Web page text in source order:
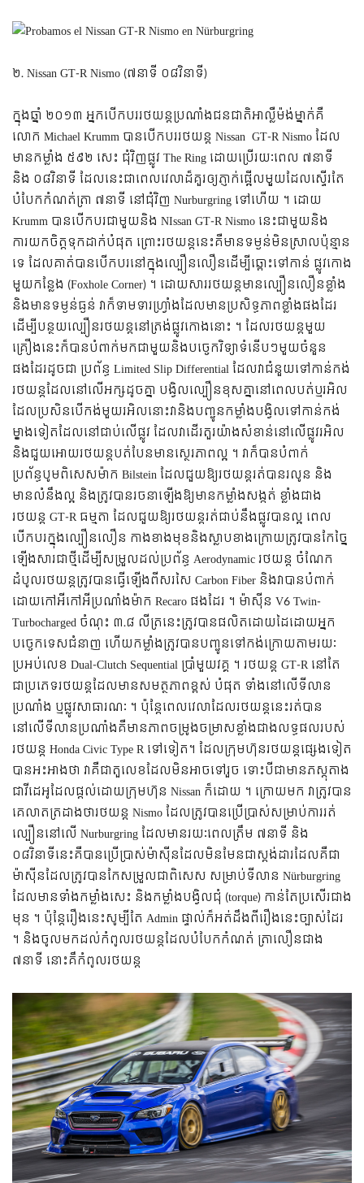
២. Nissan GT-R Nismo (៧នាទី ០៨វិនាទី)
ក្នុងឆ្នាំ ២០១៣ អ្នកបើកបររថយន្តប្រណាំងជនជាតិអាល្លឺម៉ង់ម្នាក់គឺ
លោក Michael Krumm បានបើកបររថយន្ត Nissan GT-R Nismo ដែល
មានកម្លាំង ៥៩២ សេះ ជុំវិញផ្លូវ The Ring ដោយប្រើរយៈពេល ៧នាទី
និង ០៨វិនាទី ដែលនេះជាពេលវេលាដ៏គួរឲ្យភ្ញាក់ផ្អើលមួួយដែលស្ទើរតែ
បំបែកកំណត់ត្រា ៧នាទី នៅជុំវិញ Nurburgring ទៅហើយ ។ ដោយ
Krumm បានបើកបរជាមួយនិង NIssan GT-R Nismo នេះជាមួយនិង
ការយកចិត្តទុកដាក់បំផុត ព្រោះរថយន្តនេះគឺមានទម្ងន់មិនស្រាលប៉ុន្មាន
ទេ ដែលគាត់បានបើកបរនៅក្នុងល្បឿនលឿនដើម្បីឆ្ពោះទៅកាន់ ផ្លូវកោង
មួយកន្លែង (Foxhole Corner) ។ ដោយសាររថយន្តមានល្បឿនលឿនខ្លាំង
និងមានទម្ងន់ធ្ងន់ វាក៏ទាមទារហ្វ្រាំងដែលមានប្រសិទ្ធភាពខ្លាំងផងដែរ
ដើម្បីបន្ថយល្បឿនរថយន្តនៅត្រង់ផ្លូវកោងនោះ ។ ដែលរថយន្តមួយ
គ្រឿងនេះក៏បានបំពាក់មកជាមួយនិងបច្ចេកវិទ្យាទំនើបៗមួយចំនួន
ផងដែរដូចជា ប្រព័ន្ធ Limited Slip Differential ដែលវាជំនួយទៅកាន់កង់
រថយន្តដែលនៅលើអក្សដូចគ្នា បង្វិលល្បឿនខុសគ្នានៅពេលបត់ឬរអិល
ដែលប្រសិនបើកង់មួយរអិលនោះវានិងបញ្ជូនកម្លាំងបង្វិលទៅកាន់កង់
ម្ខាងទៀតដែលនៅជាប់លើផ្លូវ ដែលវាដើរតួរយ៉ាងសំខាន់នៅលើផ្លូវរអិល
និងជួយអោយរថយន្តបត់បែនមានស្ថេរភាពល្អ ។ វាក៏បានបំពាក់
ប្រព័ន្ធបូមពិសេសម៉ាក Bilstein ដែលជួយឱ្យរថយន្តរត់បានរលូន និង
មានលំនឹងល្អ និងត្រូវបានរចនាឡើងឱ្យមានកម្លាំងសង្កត់ ខ្លាំងជាង
រថយន្ត GT-R ធម្មតា ដែលជួយឱ្យរថយន្តរត់ជាប់នឹងផ្លូវបានល្អ ពេល
បើកបរក្នុងល្បឿនលឿន កាងខាងមុខនិងស្លាបខាងក្រោយត្រូវបានកែច្នៃ
ឡើងសារជាថ្មីដើម្បីសម្រួលដល់ប្រព័ន្ធ Aerodynamic រថយន្ត ចំណែក
ដំបូលរថយន្តត្រូវបានធ្វើឡើងពីសរសៃ Carbon Fiber និងវាបានបំពាក់
ដោយកៅអីកៅអីប្រណាំងម៉ាក Recaro ផងដែរ ។ ម៉ាស៊ីន V6 Twin-
Turbocharged ចំណុះ ៣.៨ លីត្រនេះត្រូវបានផលិតដោយដៃដោយអ្នក
បច្ចេកទេសជំនាញ ហើយកម្លាំងត្រូវបានបញ្ជូនទៅកង់ក្រោយតាមរយៈ
ប្រអប់លេខ Dual-Clutch Sequential ប្រាំមួយវគ្គ ។ រថយន្ត GT-R នៅតែ
ជាប្រភេទរថយន្តដែលមានសមត្ថភាពខ្ពស់ បំផុត ទាំងនៅលើទីលាន
ប្រណាំង ឬផ្លូវសាធារណៈ ។ ប៉ុន្តែពេលវេលាដែលរថយន្តនេះរត់បាន
នៅលើទីលានប្រណាំងគឺមានភាពចម្រូងចម្រាសខ្លាំងជាងលទ្ធផលរបស់
រថយន្ត Honda Civic Type R ទៅទៀត។ ដែលក្រុមហ៊ុនរថយន្តផ្សេងទៀត
បានអះអាងថា វាគឺជាតួលេខដែលមិនអាចទៅរួច ទោះបីជាមានភស្តុតាង
ជាវីដេអូដែលផ្តល់ដោយក្រុមហ៊ុន Nissan ក៏ដោយ ។ ក្រោយមក វាត្រូវបាន
គេលាតត្រដាងថារថយន្ត Nismo ដែលត្រូវបានប្រើប្រាស់សម្រាប់ការរត់
ល្បឿននៅលើ Nurburgring ដែលមានរយៈពេលត្រឹម ៧នាទី និង
០៨វិនាទីនេះគឺបានប្រើប្រាស់ម៉ាស៊ីនដែលមិនមែនជាស្តង់ដារដែលគឺជា
ម៉ាសុីនដែលត្រូវបានកែសម្រួលជាពិសេស សម្រាប់ទីលាន Nürburgring
ដែលមានទាំងកម្លាំងសេះ និងកម្លាំងបង្វិលជុំ (torque) កាន់តែប្រសើរជាង
មុន ។ ប៉ុន្តែរឿងនេះសូម្បីតែ Admin ផ្ទាល់ក៏អត់ដឹងពីរឿងនេះច្បាស់ដែរ
។ និងចូលមកដល់កំពូលរថយន្តដែលបំបែកកំណត់ ត្រាលឿនជាង
៧នាទី នោះគឹកំពូលរថយន្ត